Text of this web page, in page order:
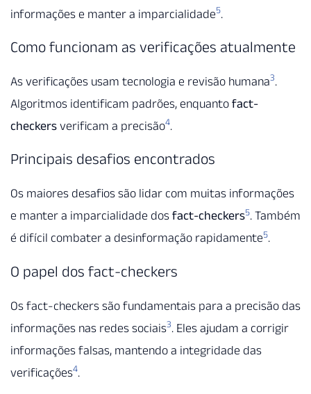
informações e manter a imparcialidade5.
Como funcionam as verificações atualmente
As verificações usam tecnologia e revisão humana3.
Algoritmos identificam padrões, enquanto fact-
checkers verificam a precisão4.
Principais desafios encontrados
Os maiores desafios são lidar com muitas informações
e manter a imparcialidade dos fact-checkers5. Também
é difícil combater a desinformação rapidamente5.
O papel dos fact-checkers
Os fact-checkers são fundamentais para a precisão das
informações nas redes sociais3. Eles ajudam a corrigir
informações falsas, mantendo a integridade das
verificações4.